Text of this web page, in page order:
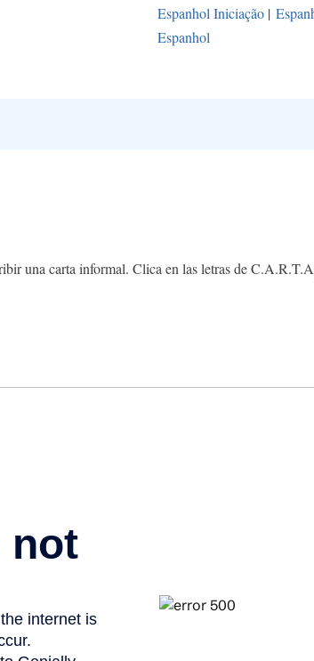
Espanhol Iniciação |
Espanhol
una carta informal. Clica en las letras de